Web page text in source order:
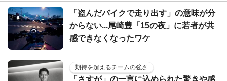
「盗んだバイクで走り出す」の意味が分
からない...尾崎豊「15の夜」に若者が共
感できなくなったワケ
期待を超えるチームの強さ
「さすが」の一言に込められた驚きや感